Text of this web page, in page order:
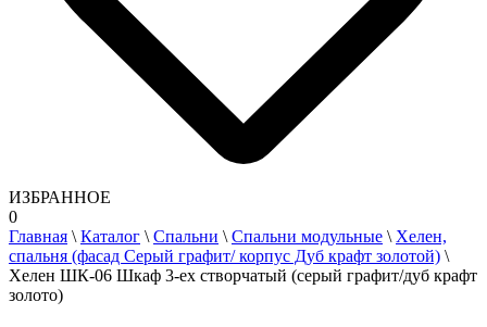
ИЗБРАННОЕ
0
Главная \ Каталог \ Спальни \ Спальни модульные \ Хелен,
спальня (фасад Серый графит/ корпус Дуб крафт золотой) \
Хелен ШК-06 Шкаф 3-ех створчатый (серый графит/дуб крафт
золото)